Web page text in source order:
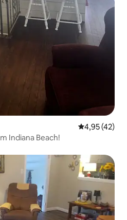
4,95 de uma
4,95 (42)
Indiana Beach!